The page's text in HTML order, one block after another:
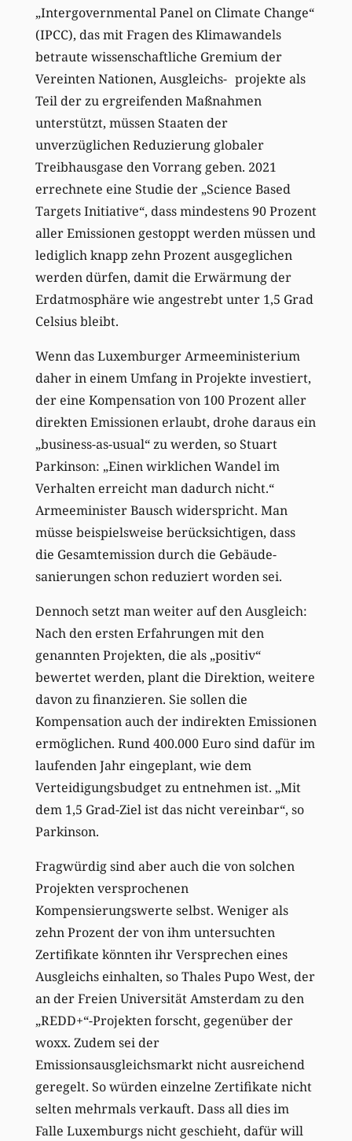
„Intergovernmental Panel on Climate Change“
(IPCC), das mit Fragen des Klimawandels
betraute wissenschaftliche Gremium der
Vereinten Nationen, Ausgleichs- projekte als
Teil der zu ergreifenden Maßnahmen
unterstützt, müssen Staaten der
unverzüglichen Reduzierung globaler
Treibhausgase den Vorrang geben. 2021
errechnete eine Studie der „Science Based
Targets Initiative“, dass mindestens 90 Prozent
aller Emissionen gestoppt werden müssen und
lediglich knapp zehn Prozent ausgeglichen
werden dürfen, damit die Erwärmung der
Erdatmosphäre wie angestrebt unter 1,5 Grad
Celsius bleibt.
Wenn das Luxemburger Armeeministerium
daher in einem Umfang in Projekte investiert,
der eine Kompensation von 100 Prozent aller
direkten Emissionen erlaubt, drohe daraus ein
„business-as-usual“ zu werden, so Stuart
Parkinson: „Einen wirklichen Wandel im
Verhalten erreicht man dadurch nicht.“
Armeeminister Bausch widerspricht. Man
müsse beispielsweise berücksichtigen, dass
die Gesamtemission durch die Gebäude-
sanierungen schon reduziert worden sei.
Dennoch setzt man weiter auf den Ausgleich:
Nach den ersten Erfahrungen mit den
genannten Projekten, die als „positiv“
bewertet werden, plant die Direktion, weitere
davon zu finanzieren. Sie sollen die
Kompensation auch der indirekten Emissionen
ermöglichen. Rund 400.000 Euro sind dafür im
laufenden Jahr eingeplant, wie dem
Verteidigungsbudget zu entnehmen ist. „Mit
dem 1,5 Grad-Ziel ist das nicht vereinbar“, so
Parkinson.
Fragwürdig sind aber auch die von solchen
Projekten versprochenen
Kompensierungswerte selbst. Weniger als
zehn Prozent der von ihm untersuchten
Zertifikate könnten ihr Versprechen eines
Ausgleichs einhalten, so Thales Pupo West, der
an der Freien Universität Amsterdam zu den
„REDD+“-Projekten forscht, gegenüber der
woxx. Zudem sei der
Emissionsausgleichsmarkt nicht ausreichend
geregelt. So würden einzelne Zertifikate nicht
selten mehrmals verkauft. Dass all dies im
Falle Luxemburgs nicht geschieht, dafür will